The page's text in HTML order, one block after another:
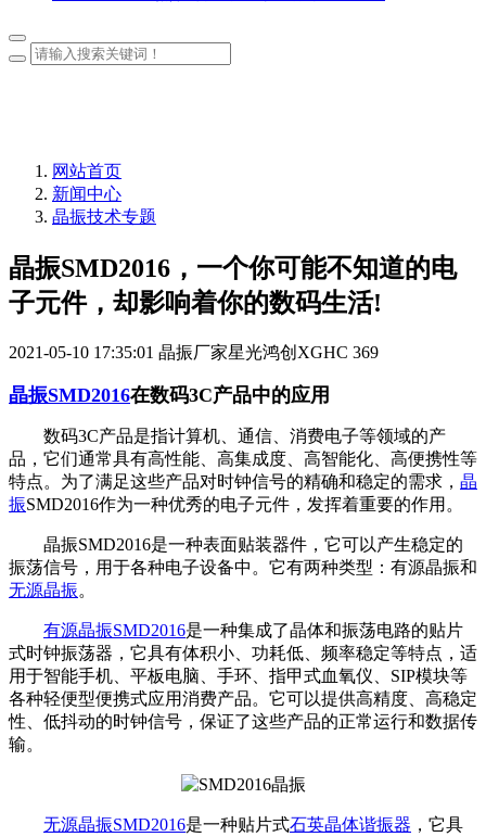
网站首页
新闻中心
晶振技术专题
晶振SMD2016，一个你可能不知道的电
子元件，却影响着你的数码生活!
2021-05-10 17:35:01 晶振厂家星光鸿创XGHC 369
晶振SMD2016在数码3C产品中的应用
数码3C产品是指计算机、通信、消费电子等领域的产
品，它们通常具有高性能、高集成度、高智能化、高便携性等
特点。为了满足这些产品对时钟信号的精确和稳定的需求， 晶
振SMD2016作为一种优秀的电子元件，发挥着重要的作用。
晶振SMD2016是一种表面贴装器件，它可以产生稳定的
振荡信号，用于各种电子设备中。它有两种类型：有源晶振和
无源晶振。
有源晶振SMD2016是一种集成了晶体和振荡电路的贴片
式时钟振荡器，它具有体积小、功耗低、频率稳定等特点，适
用于智能手机、平板电脑、手环、指甲式血氧仪、SIP模块等
各种轻便型便携式应用消费产品。它可以提供高精度、高稳定
性、低抖动的时钟信号，保证了这些产品的正常运行和数据传
输。
无源晶振SMD2016是一种贴片式石英晶体谐振器 ，它具